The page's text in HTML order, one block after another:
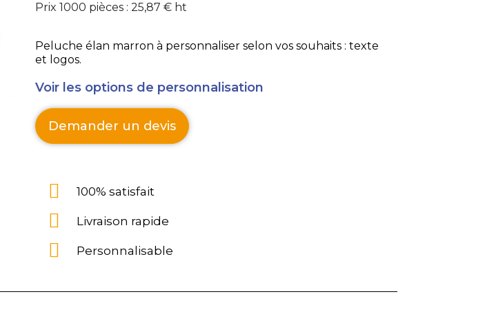
Prix 1000 pièces : 25,87 € ht
Peluche élan marron à personnaliser selon vos souhaits : texte
et logos.
Voir les options de personnalisation
Demander un devis
100% satisfait
Livraison rapide
Personnalisable